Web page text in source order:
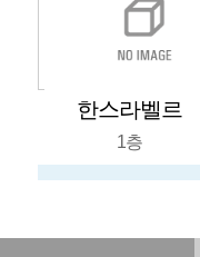
한스라벨르
1층